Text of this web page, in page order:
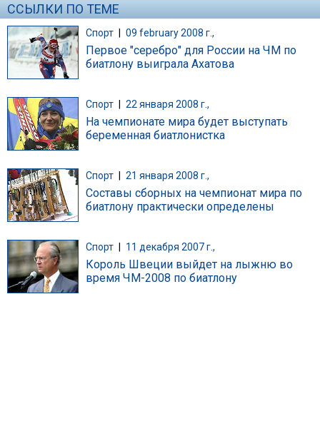
ССЫЛКИ ПО ТЕМЕ
Спорт | 09 february 2008 г.,
Первое "серебро" для России на ЧМ по
биатлону выиграла Ахатова
Спорт 22 января 2008 г.,
На чемпионате мира будет выступать
беременная биатлонистка
Спорт 21 января 2008 г.,
Составы сборных на чемпионат мира по
биатлону практически определены
Спорт 11 декабря 2007 г.,
Король Швеции выйдет на лыжню во
время ЧМ-2008 по биатлону